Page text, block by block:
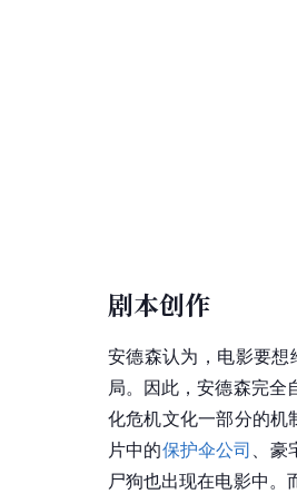
剧本创作
安德森认为，电影要
局。因此，安德森完全
化危机文化一部分的机
片中的保护伞公司 、豪
尸狗也出现在电影中。